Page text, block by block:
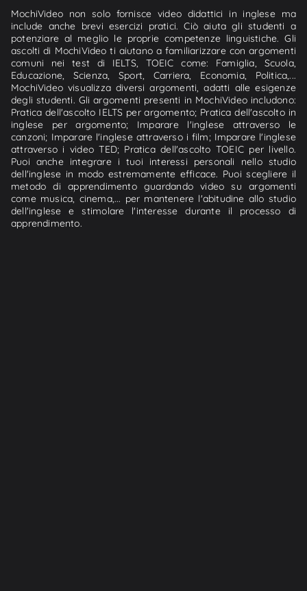
MochiVideo non solo fornisce video didattici in inglese ma
include anche brevi esercizi pratici. Ciò aiuta gli studenti a
potenziare al meglio le proprie competenze linguistiche. Gli
ascolti di MochiVideo ti aiutano a familiarizzare con argomenti
comuni nei test di IELTS, TOEIC come: Famiglia, Scuola,
Educazione, Scienza, Sport, Carriera, Economia, Politica,...
MochiVideo visualizza diversi argomenti, adatti alle esigenze
degli studenti. Gli argomenti presenti in MochiVideo includono:
Pratica dell'ascolto IELTS per argomento; Pratica dell'ascolto in
inglese per argomento; Imparare l'inglese attraverso le
canzoni; Imparare l'inglese attraverso i film; Imparare l'inglese
attraverso i video TED; Pratica dell'ascolto TOEIC per livello.
Puoi anche integrare i tuoi interessi personali nello studio
dell'inglese in modo estremamente efficace. Puoi scegliere il
metodo di apprendimento guardando video su argomenti
come musica, cinema,... per mantenere l'abitudine allo studio
dell'inglese e stimolare l'interesse durante il processo di
apprendimento.